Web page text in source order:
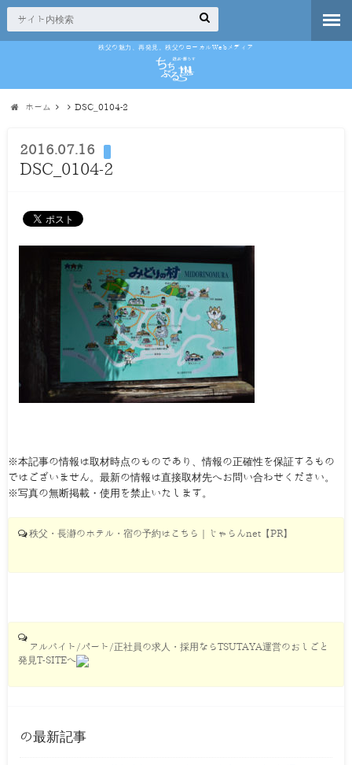
秩父の魅力、再発見。秩父のローカルWebメディア
ホーム DSC_0104-2
2016.07.16
DSC_0104-2
※本記事の情報は取材時点のものであり、情報の正確性を保証するもの
ではございません。最新の情報は直接取材先へお問い合わせください。
※写真の無断掲載・使用を禁止いたします。
秩父・長瀞のホテル・宿の予約はこちら｜じゃらんnet【PR】
アルバイト/パート/正社員の求人・採用ならTSUTAYA運営のおしごと
発見T-SITEへ
の最新記事